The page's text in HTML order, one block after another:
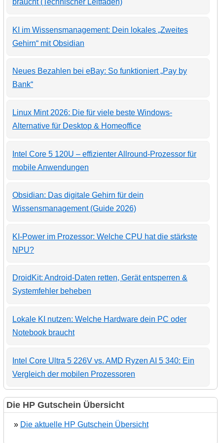
KI im Wissensmanagement: Dein lokales „Zweites
Gehirn“ mit Obsidian
Neues Bezahlen bei eBay: So funktioniert „Pay by
Bank“
Linux Mint 2026: Die für viele beste Windows-
Alternative für Desktop & Homeoffice
Intel Core 5 120U – effizienter Allround-Prozessor für
mobile Anwendungen
Obsidian: Das digitale Gehirn für dein
Wissensmanagement (Guide 2026)
KI-Power im Prozessor: Welche CPU hat die stärkste
NPU?
DroidKit: Android-Daten retten, Gerät entsperren &
Systemfehler beheben
Lokale KI nutzen: Welche Hardware dein PC oder
Notebook braucht
Intel Core Ultra 5 226V vs. AMD Ryzen AI 5 340: Ein
Vergleich der mobilen Prozessoren
Die HP Gutschein Übersicht
» Die aktuelle HP Gutschein Übersicht